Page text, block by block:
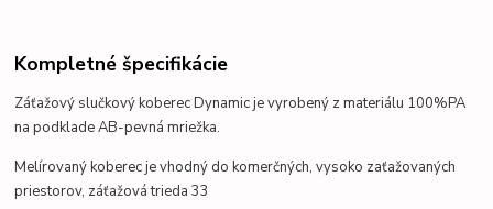
Kompletné špecifikácie
Záťažový slučkový koberec Dynamic je vyrobený z materiálu 100%PA
napodklade AB-pevná mriežka.
Melírovaný koberec je vhodný do komerčných, vysoko zaťažovaných
priestorov, záťažová trieda 33